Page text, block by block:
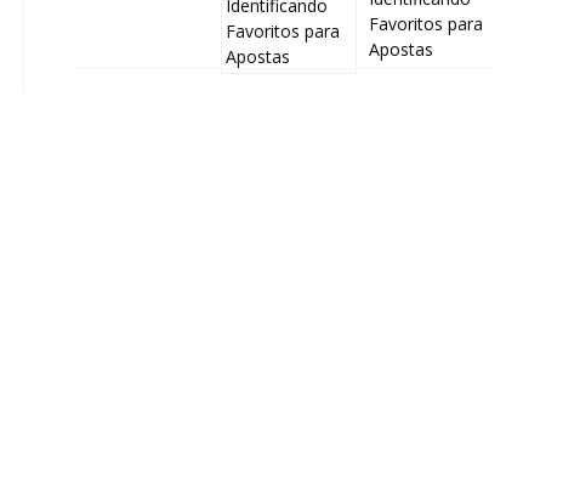
Favoritos para
Apostas